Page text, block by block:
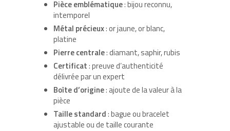
Pièce emblématique: bijou reconnu,
intemporel
Métal précieux: or jaune, or blanc,
platine
Pierre centrale: diamant, saphir, rubis
Certificat: preuve d’authenticité
délivrée par un expert
Boîte d’origine: ajoute de la valeur à la
pièce
Taille standard: bague ou bracelet
ajustable ou de taille courante